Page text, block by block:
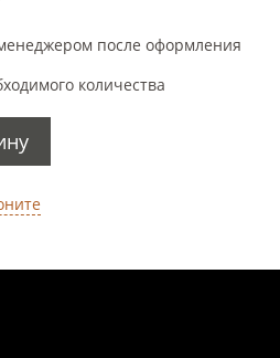
после оформления
количества